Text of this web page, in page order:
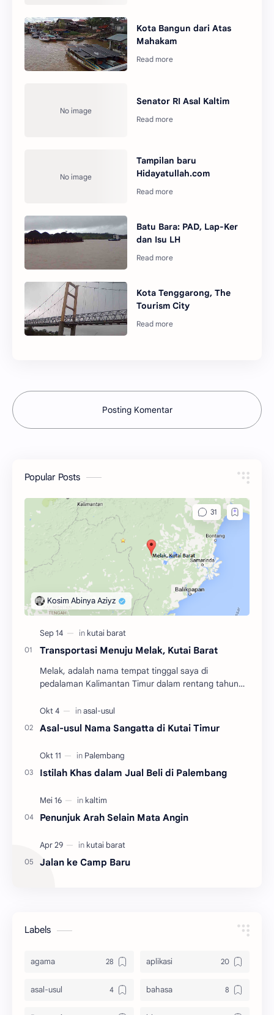
Kota Bangun dari Atas
Mahakam
Senator RI Asal Kaltim
Tampilan baru
Hidayatullah.com
Batu Bara: PAD, Lap-Ker
dan Isu LH
Kota Tenggarong, The
Tourism City
Posting Komentar
Popular Posts
Transportasi Menuju Melak, Kutai Barat
Melak, adalah nama tempat tinggal saya di
pedalaman Kalimantan Timur dalam rentang tahun
kecamatan y…
Asal-usul Nama Sangatta di Kutai Timur
Istilah Khas dalam Jual Beli di Palembang
Penunjuk Arah Selain Mata Angin
Jalan ke Camp Baru
Labels
agama aplikasi
asal-usul bahasa